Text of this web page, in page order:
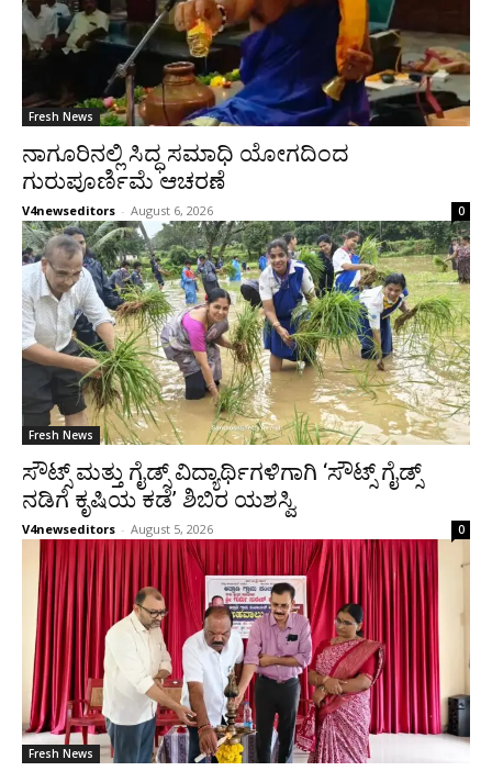
Fresh News
ನಾಗೂರಿನಲ್ಲಿ ಸಿದ್ಧ ಸಮಾಧಿ ಯೋಗದಿಂದ
ಗುರುಪೂರ್ಣಿಮೆ ಆಚರಣೆ
V4newseditors - August 6, 2026 0
Fresh News
ಸೌಟ್ಸ್ ಮತ್ತು ಗೈಡ್ಸ್ ವಿದ್ಯಾರ್ಥಿಗಳಿಗಾಗಿ ‘ಸೌಟ್ಸ್ ಗೈಡ್ಸ್
ನಡಿಗೆ ಕೃಷಿಯ ಕಡೆ’ ಶಿಬಿರ ಯಶಸ್ವಿ
V4newseditors - August 5, 2026 0
Fresh News